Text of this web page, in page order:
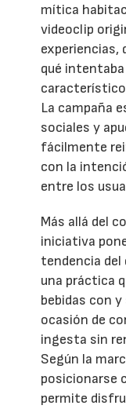
mítica
videoclip
experiencias,
qué
La campaña
sociales y
fácilmente
con la
entre los
Más allá del
iniciativa
tendencia del
una práctica
bebidas con
ocasión de
ingesta sin
Según la
posicionarse
permite